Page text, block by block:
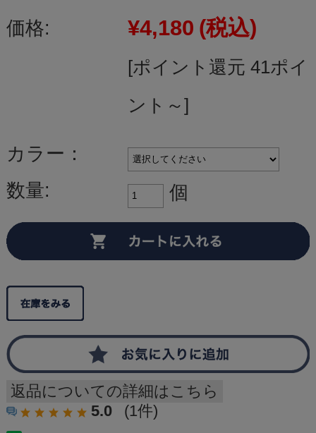
価格: ¥4,180 (税込)
[ポイント還元 41ポイ
ント～]
カラー：
数量:
個
返品についての詳細はこちら
5.0
(1件)